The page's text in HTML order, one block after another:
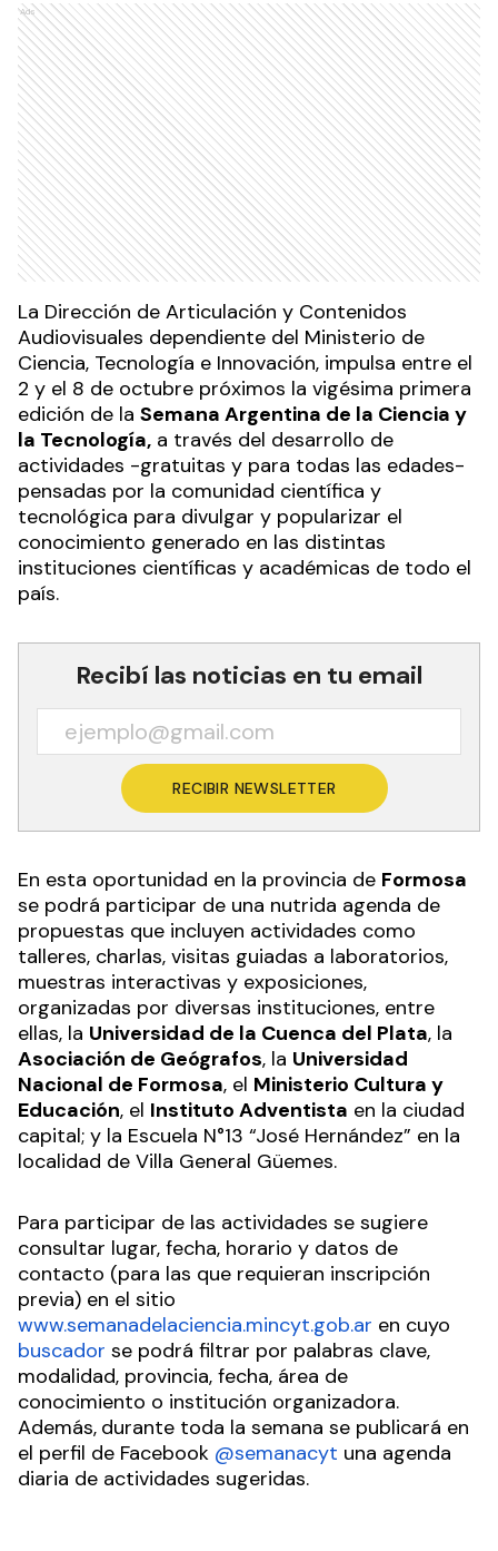
Ads
La Dirección de Articulación y Contenidos
Audiovisuales dependiente del Ministerio de
Ciencia, Tecnología e Innovación, impulsa entre el
2 y el 8 de octubre próximos la vigésima primera
edición de la Semana Argentina de la Ciencia y
la Tecnología, a través del desarrollo de
actividades -gratuitas y para todas las edades-
pensadas por la comunidad científica y
tecnológica para divulgar y popularizar el
conocimiento generado en las distintas
instituciones científicas y académicas de todo el
país.
Recibí las noticias en tu email
RECIBIR NEWSLETTER
En esta oportunidad en la provincia de Formosa
se podrá participar de una nutrida agenda de
propuestas que incluyen actividades como
talleres, charlas, visitas guiadas a laboratorios,
muestras interactivas y exposiciones,
organizadas por diversas instituciones, entre
ellas, la Universidad de la Cuenca del Plata, la
Asociación de Geógrafos, la Universidad
Nacional de Formosa, el Ministerio Cultura y
Educación, el Instituto Adventista en la ciudad
capital; y la Escuela N°13 “José Hernández” en la
localidad de Villa General Güemes.
Para participar de las actividades se sugiere
consultar lugar, fecha, horario y datos de
contacto (para las que requieran inscripción
previa) en el sitio
www.semanadelaciencia.mincyt.gob.ar en cuyo
buscador se podrá filtrar por palabras clave,
modalidad, provincia, fecha, área de
conocimiento o institución organizadora.
Además, durante toda la semana se publicará en
el perfil de Facebook @semanacyt una agenda
diaria de actividades sugeridas.